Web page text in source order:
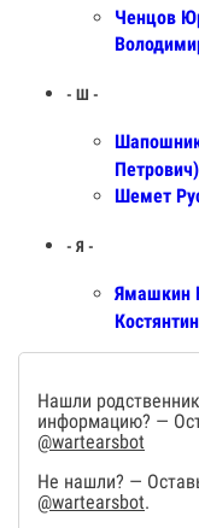
Ченцов
- Ш -
Петрович)
Шемет
- Я -
Ямашкин
Нашли
информацию? —
@wartearsbot
Не нашли? —
@wartearsbot.